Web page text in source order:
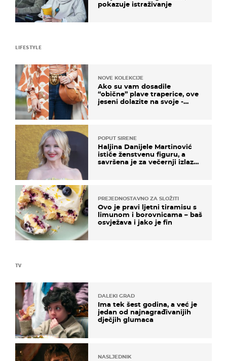
pokazuje istraživanje
TV
DALEKI GRAD
Ima tek šest godina, a već je
jedan od najnagrađivanijih
dječjih glumaca
NASLJEDNIK
LIFESTYLE
NOVE KOLEKCIJE
Ako su vam dosadile
“obične” plave traperice, ove
jeseni dolazite na svoje -
POPUT SIRENE
Haljina Danijele Martinović
ističe ženstvenu figuru, a
savršena je za večernji izlazak
PREJEDNOSTAVNO ZA SLOŽITI
Ovo je pravi ljetni tiramisu s
limunom i borovnicama – baš
osvježava i jako je fin